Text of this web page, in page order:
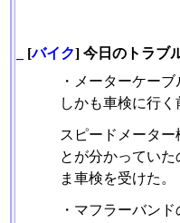
[バイク] 今日のトラブ
・メーターケーブ
しかも車検に行く
スピードメーター
とが分かっていた
ま車検を受けた。
・マフラーバン